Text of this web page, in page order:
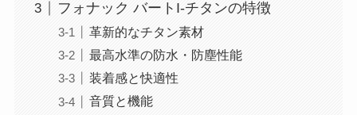
フォナック バートI-チタンの特徴
革新的なチタン素材
最高水準の防水・防塵性能
装着感と快適性
音質と機能